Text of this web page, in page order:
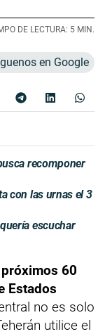
DE LECTURA: 5 MIN.
en Google
recomponer
con las urnas el 3
escuchar
60
Estados
no es solo
utilice el